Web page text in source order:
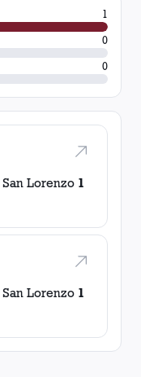
1
0
0
San Lorenzo 1
San Lorenzo 1